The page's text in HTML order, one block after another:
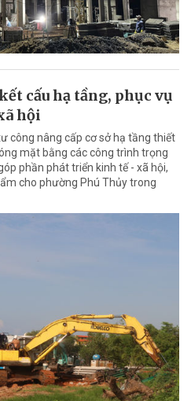
cấu hạ tầng, phục vụ
hội
công nâng cấp cơ sở hạ tầng thiết
mặt bằng các công trình trọng
phần phát triển kinh tế - xã hội,
cho phường Phú Thủy trong